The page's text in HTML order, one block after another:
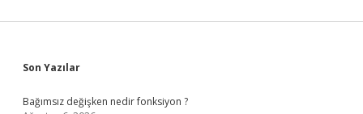
Sidebar
Son Yazılar
Bağımsız değişken nedir fonksiyon ?